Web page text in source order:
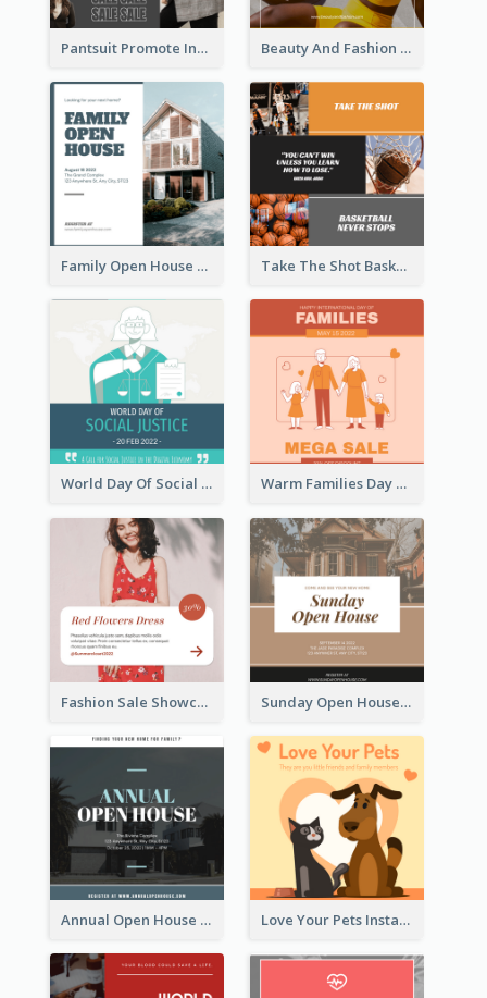
Pantsuit Promote Instagram Post Beauty And Fashion Inspirational Quote Instagram Post
Family Open House Registration Instagram Post Take The Shot Basketball Instagram Post
World Day Of Social Justice Instagram Post Warm Families Day Sales Instagram Post
Fashion Sale Showcase Instagram Post Sunday Open House Instagram Post
Annual Open House Instagram Post Love Your Pets Instagram Post